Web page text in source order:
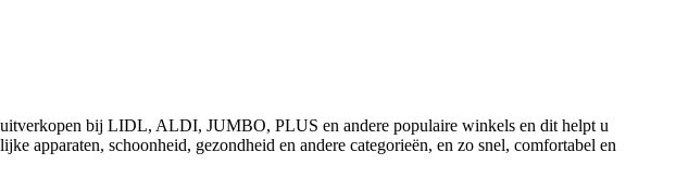
bij LIDL, ALDI, JUMBO, PLUS en andere populaire winkels en dit helpt u
apparaten, schoonheid, gezondheid en andere categorieën, en zo snel, comfortabel en